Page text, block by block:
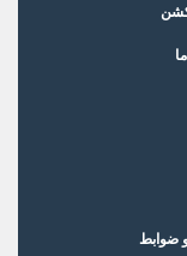
ضوابط